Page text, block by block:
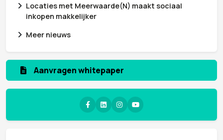
Locaties met Meerwaarde(N) maakt sociaal
inkopen makkelijker
Meer nieuws
Aanvragen whitepaper